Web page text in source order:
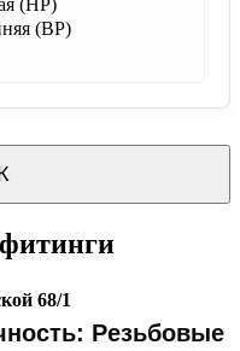
(НР)
(ВР)
68/1
Резьбовые